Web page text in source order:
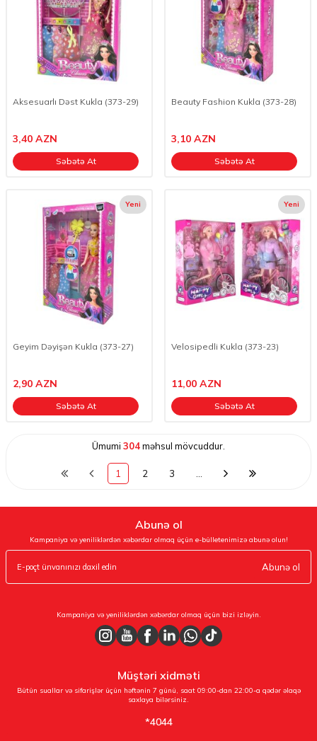
Aksesuarlı Dəst Kukla (373-29)
3,40 AZN
Səbətə At
Beauty Fashion Kukla (373-28)
3,10 AZN
Səbətə At
Yeni
Geyim Dəyişən Kukla (373-27)
2,90 AZN
Səbətə At
Yeni
Velosipedli Kukla (373-23)
11,00 AZN
Səbətə At
Ümumi 304məhsul mövcuddur.
1 2 3
Abunə ol
Kampaniya və yeniliklərdən xəbərdar olmaq üçün e-bülletenimizə abunə olun!
Abunə ol
Kampaniya və yeniliklərdən xəbərdar olmaq üçün bizi izləyin.
Müştəri xidməti
Bütün suallar və sifarişlər üçün həftənin 7 günü, saat 09:00-dan 22:00-a qədər əlaqə
saxlaya bilərsiniz.
*4044